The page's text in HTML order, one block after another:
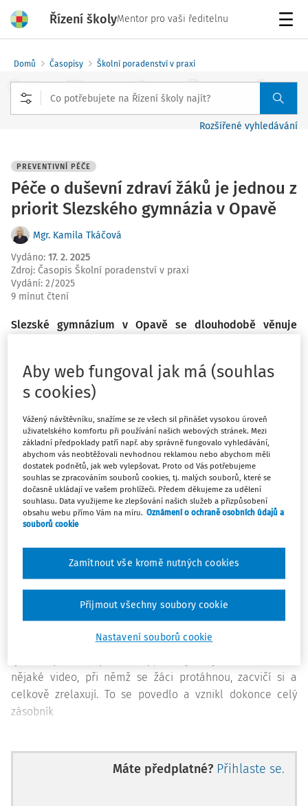
Řízení školyMentor pro vaši ředitelnu
Domů Časopisy Školní poradenství v praxi
Rozšířené vyhledávání
PREVENTIVNÍ PÉČE
Péče o duševní zdraví žáků je jednou z
priorit Slezského gymnázia v Opavě
Mgr. Kamila Tkáčová
Vydáno: 17. 2. 2025
Zdroj: Časopis Školní poradenství v praxi
Vydání: 2/2025
9 minut čtení
Slezské gymnázium v Opavě se dlouhodobě věnuje
dostupná na webu školy, nabízí praktické nástroje, jak
pracovat s tématy jako prevence duševních poruch,
projektu jsme hovořili s jeho iniciátorkou Mgr. Kamilou
Tkáčovou.
Metodické materiály vznikaly
pod hlavičkou projektu
Metanoia. Můžete nám ho
Zkusím krátce chronologicky
vznikl. Nemoc covid-19 a její důsledky postavily celou
společnost před nečekané výzvy. Řada žáků se během
nařízeného distančního vzdělávání začala hroutit a já
jsem uvažovala, co s tím. Kontaktovala jsem známou
nějaké video, při němž se žáci protáhnou, zacvičí si a
celkově zrelaxují. To se povedlo a vznikl dokonce celý
zásobník
Máte předplatné? Přihlaste se.
Aby web fungoval jak má (souhlas
s cookies)
Vážený návštěvníku, snažíme se ze všech sil přinášet vysokou úroveň
uživatelského komfortu při používání našich webových stránek. Mezi
základní předpoklady patří např. aby správně fungovalo vyhledávání,
abychom vás neobtěžovali nevhodnou reklamou nebo abychom měli
dostatek podnětů, jak web vylepšovat. Proto od Vás potřebujeme
souhlas se zpracováním souborů cookies, tj. malých souborů, které se
dočasně ukládají ve vašem prohlížeči. Předem děkujeme za udělení
souhlasu. Data využijeme ke zlepšování našich služeb a přizpůsobení
obsahu webu přímo Vám na míru. Oznámení o ochraně osobních údajů a
souborů cookie
Nastavení souborů cookie
Zamítnout vše kromě nutných cookies
Přijmout všechny soubory cookie